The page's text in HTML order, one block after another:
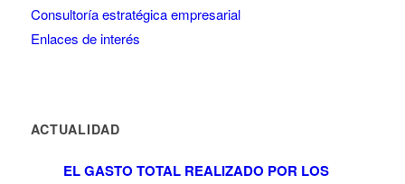
Consultoría estratégica empresarial
Enlaces de interés
ACTUALIDAD
EL GASTO TOTAL REALIZADO POR LOS